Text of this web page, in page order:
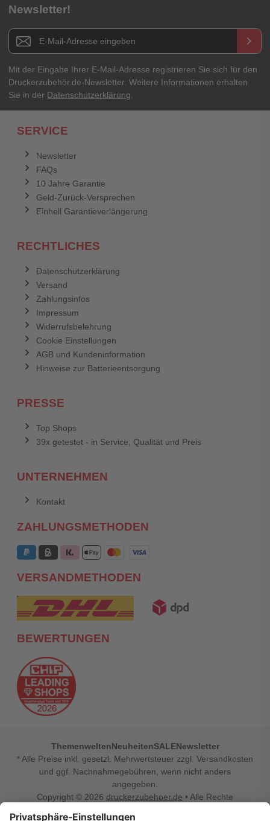
Titel**
E-Mail-Adresse
Ihr Passwort
Newsletter!
Newsletter E-Mail Adresse keyboard_arrow_right
Mit der Eingabe Ihrer E-Mail-Adresse registrieren Sie sich für den
Druckerzubehör.de-Newsletter. Weitere Informationen erhalten
Sie in der Datenschutzerklärung.
SERVICE
Newsletter
FAQs
10 Jahre Garantie
Geld-Zurück-Versprechen
Einhell Garantieverlängerung
RECHTLICHES
Datenschutzerklärung
Versand
Zahlungsinfos
Impressum
Widerrufsbelehrung
Cookie Einstellungen
AGB und Kundeninformation
Hinweise zur Batterieentsorgung
PRESSE
Top Shops
39x getestet - in Service, Qualität und Preis
UNTERNEHMEN
Kontakt
ZAHLUNGSMETHODEN
VERSANDMETHODEN
BEWERTUNGEN
ThemenweltenNeuheitenSALENewsletter
* Alle Preise inkl. gesetzl. Mehrwertsteuer zzgl. Versandkosten
und ggf. Nachnahmegebühren, wenn nicht anders
angegeben.
Copyright © 2026 druckerzubehoer.de • Alle Rechte